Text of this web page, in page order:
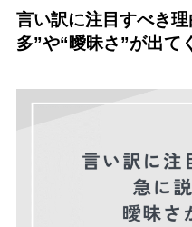
言い訳に注目すべき
多”や“曖昧さ”が出て